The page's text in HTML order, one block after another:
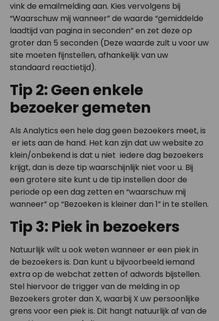
vink de emailmelding aan. Kies vervolgens bij
“Waarschuw mij wanneer” de waarde “gemiddelde
laadtijd van pagina in seconden” en zet deze op
groter dan 5 seconden (Deze waarde zult u voor uw
site moeten fijnstellen, afhankelijk van uw
standaard reactietijd).
Tip 2: Geen enkele
bezoeker gemeten
Als Analytics een hele dag geen bezoekers meet, is
er iets aan de hand. Het kan zijn dat uw website zo
klein/onbekend is dat u niet iedere dag bezoekers
krijgt, dan is deze tip waarschijnlijk niet voor u. Bij
een grotere site kunt u de tip instellen door de
periode op een dag zetten en “waarschuw mij
wanneer” op “Bezoeken is kleiner dan 1” in te stellen.
Tip 3: Piek in bezoekers
Natuurlijk wilt u ook weten wanneer er een piek in
de bezoekers is. Dan kunt u bijvoorbeeld iemand
extra op de webchat zetten of adwords bijstellen.
Stel hiervoor de trigger van de melding in op
Bezoekers groter dan X, waarbij X uw persoonlijke
grens voor een piek is. Dit hangt natuurlijk af van de